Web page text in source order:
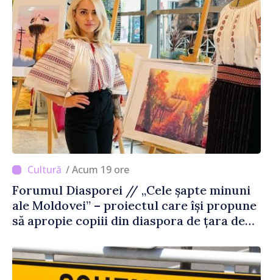
/ Acum 19 ore
Forumul Diasporei // „Cele șapte minuni
ale Moldovei” – proiectul care își propune
să apropie copiii din diaspora de țara de